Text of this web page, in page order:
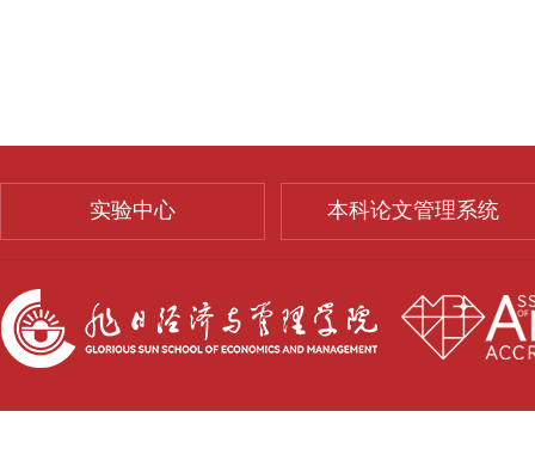
实验中心 本科论文管理系统